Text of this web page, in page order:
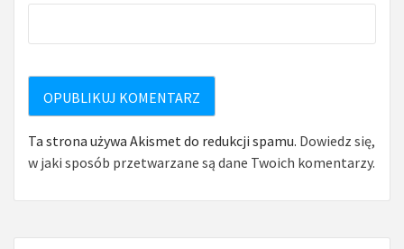
Ta strona używa Akismet do redukcji spamu. Dowiedz się,
w jaki sposób przetwarzane są dane Twoich komentarzy.